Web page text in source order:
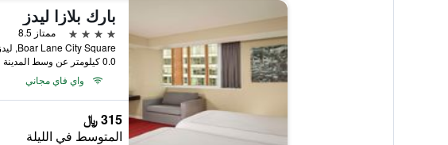
بارك بلازا ليدز
4 نجوم
ممتاز 8.5
Boar Lane City Square, ليدز, المملكة المتحدة
0.0 كيلومتر عن وسط المدينة
واي فاي مجاني
315 ﷼
المتوسط في الليلة